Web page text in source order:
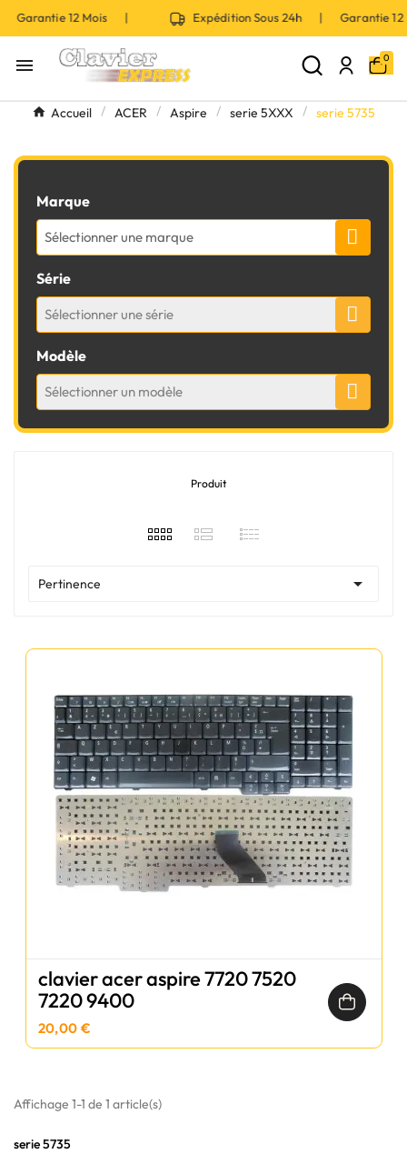
Garantie 12 Mois | Expédition Sous 24h | Garantie
 0
Accueil ACER Aspire serie 5XXX serie 5735
Marque
Sélectionner une marque
Série
Sélectionner une série
Modèle
Sélectionner un modèle
Produit
Pertinence 
clavier acer aspire 7720 7520
7220 9400
20,00 €
Affichage 1-1 de 1 article(s)
serie 5735